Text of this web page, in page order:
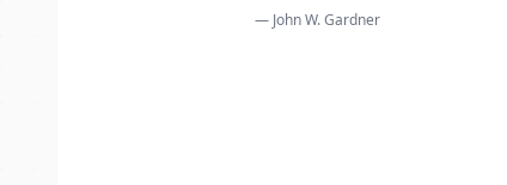
— John W. Gardner